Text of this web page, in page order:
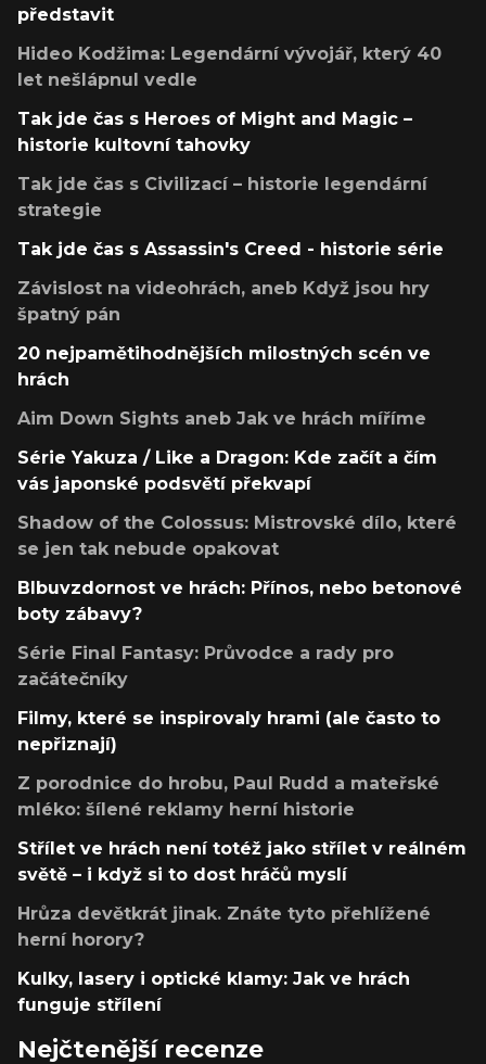
představit
Hideo Kodžima: Legendární vývojář, který 40
let nešlápnul vedle
Tak jde čas s Heroes of Might and Magic –
historie kultovní tahovky
Tak jde čas s Civilizací – historie legendární
strategie
Tak jde čas s Assassin's Creed - historie série
Závislost na videohrách, aneb Když jsou hry
špatný pán
20 nejpamětihodnějších milostných scén ve
hrách
Aim Down Sights aneb Jak ve hrách míříme
Série Yakuza / Like a Dragon: Kde začít a čím
vás japonské podsvětí překvapí
Shadow of the Colossus: Mistrovské dílo, které
se jen tak nebude opakovat
Blbuvzdornost ve hrách: Přínos, nebo betonové
boty zábavy?
Série Final Fantasy: Průvodce a rady pro
začátečníky
Filmy, které se inspirovaly hrami (ale často to
nepřiznají)
Z porodnice do hrobu, Paul Rudd a mateřské
mléko: šílené reklamy herní historie
Střílet ve hrách není totéž jako střílet v reálném
světě – i když si to dost hráčů myslí
Hrůza devětkrát jinak. Znáte tyto přehlížené
herní horory?
Kulky, lasery i optické klamy: Jak ve hrách
funguje střílení
Nejčtenější recenze